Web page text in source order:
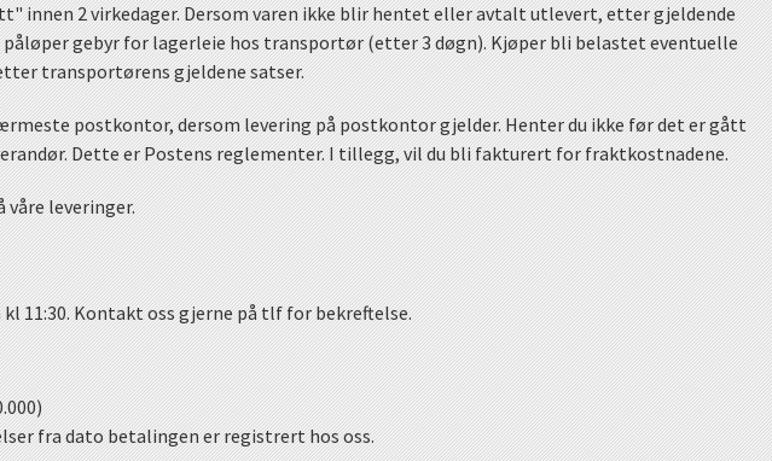
innen 2 virkedager. Dersom varen ikke blir hentet eller avtalt utlevert, etter gjeldende
gebyr for lagerleie hos transportør (etter 3 døgn). Kjøper bli belastet eventuelle
transportørens gjeldene satser.
postkontor, dersom levering på postkontor gjelder. Henter du ikke før det er gått
Dette er Postens reglementer. I tillegg, vil du bli fakturert for fraktkostnadene.
våre leveringer.
11:30. Kontakt oss gjerne på tlf for bekreftelse.
fra dato betalingen er registrert hos oss.